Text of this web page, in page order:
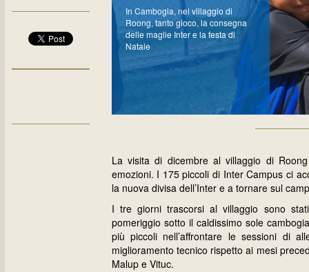
In Cambogia, nel villaggio di
Roong, tanto gioco, la consegna
delle maglie Inter e la festa di
Natale
La visita di dicembre al villaggio di
emozioni. I 175 piccoli di Inter Campus ci
la nuova divisa dell’Inter e a tornare sul
I tre giorni trascorsi al villaggio sono
pomeriggio sotto il caldissimo sole
più piccoli nell’affrontare le sessioni di
miglioramento tecnico rispetto ai mesi
Malup e Vituc.